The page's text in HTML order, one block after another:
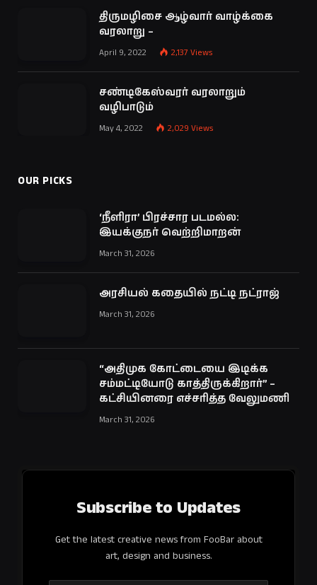
திருமழிசை ஆழ்வார் வாழ்க்கை
வரலாறு –
April 9, 2022 2,137 Views
சண்டிகேஸ்வரர் வரலாறும்
வழிபாடும்
May 4, 2022 2,029 Views
OUR PICKS
‘நீளிரா’ பிரச்சார படமல்ல:
இயக்குநர் வெற்றிமாறன்
March 31, 2026
அரசியல் கதையில் நட்டி நட்ராஜ்
March 31, 2026
“அதிமுக கோட்டையை இடிக்க
சம்மட்டியோடு காத்திருக்கிறார்” –
கட்சியினரை எச்சரித்த வேலுமணி
March 31, 2026
Subscribe to Updates
Get the latest creative news from FooBar about
art, design and business.